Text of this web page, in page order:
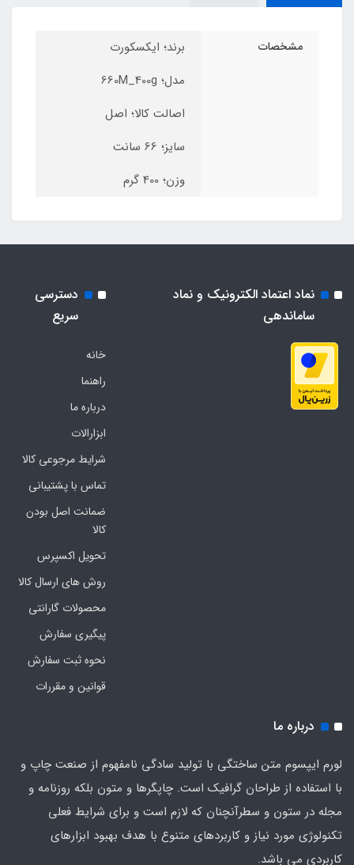
مشخصات
برند؛ ایکسکورت
مدل‌؛ 660M_400g
اصالت کالا؛ اصل
سایز؛ 66 سانت
وزن؛ 400 گرم
نماد اعتماد الکترونیک و نماد
ساماندهی
دسترسی
سریع
خانه
راهنما
درباره ما
ابزارالات
شرایط مرجوعی کالا
تماس با پشتیبانی
ضمانت اصل بودن
کالا
تحویل اکسپرس
روش های ارسال کالا
محصولات گارانتی
پیگیری سفارش
نحوه ثبت سفارش
قوانین و مقررات
درباره ما
لورم ایپسوم متن ساختگی با تولید سادگی نامفهوم از صنعت چاپ و
با استفاده از طراحان گرافیک است. چاپگرها و متون بلکه روزنامه و
مجله در ستون و سطرآنچنان که لازم است و برای شرایط فعلی
تکنولوژی مورد نیاز و کاربردهای متنوع با هدف بهبود ابزارهای
کاربردی می باشد.